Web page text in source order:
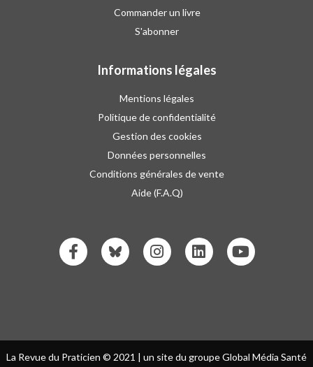
Commander un livre
S'abonner
Informations légales
Mentions légales
Politique de confidentialité
Gestion des cookies
Données personnelles
Conditions générales de vente
Aide (F.A.Q)
La Revue du Praticien © 2021 | un site du groupe Global Média Santé